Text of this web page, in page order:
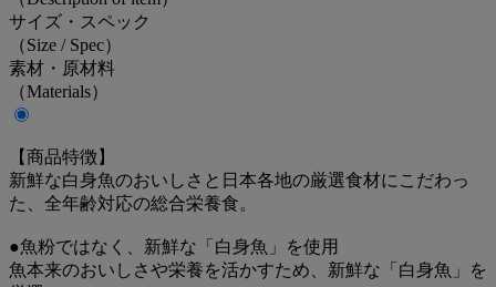
サイズ・スペック
（Size / Spec）
素材・原材料
（Materials）
【商品特徴】
新鮮な白身魚のおいしさと日本各地の厳選食材にこだわっ
た、全年齢対応の総合栄養食。
●魚粉ではなく、新鮮な「白身魚」を使用
魚本来のおいしさや栄養を活かすため、新鮮な「白身魚」を